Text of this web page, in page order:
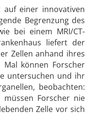
einer innovativen
Begrenzung des
bei einem MRI/CT-
liefert der
Zellen anhand ihres
Mal können Forscher
untersuchen und ihr
beobachten:
müssen Forscher nie
Zelle vor sich